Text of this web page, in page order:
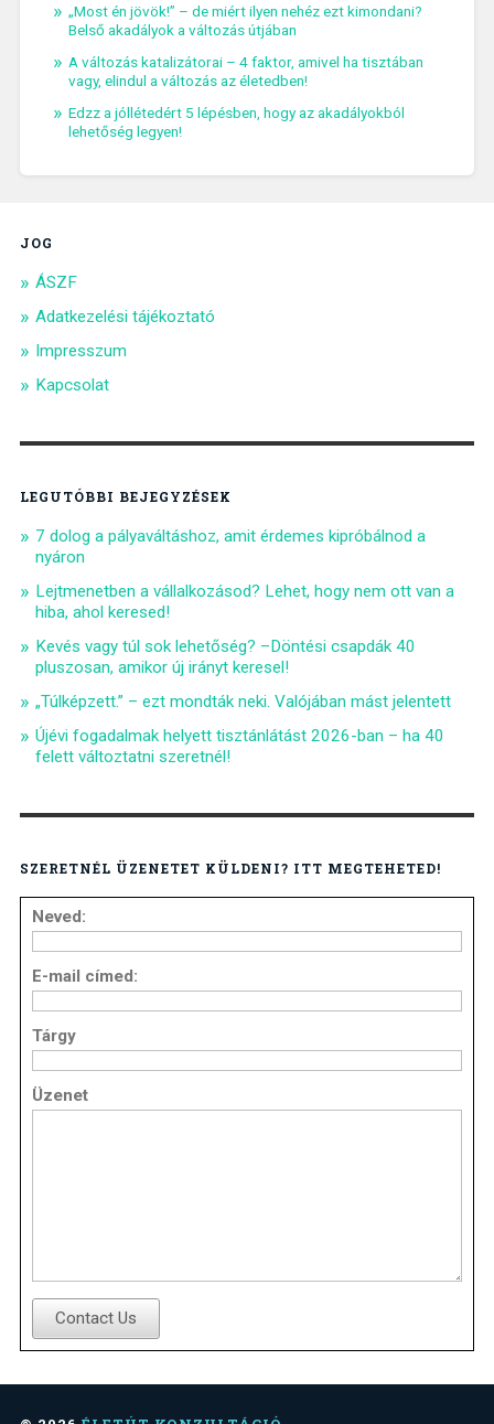
„Most én jövök!” – de miért ilyen nehéz ezt kimondani?
Belső akadályok a változás útjában
A változás katalizátorai – 4 faktor, amivel ha tisztában
vagy, elindul a változás az életedben!
Edzz a jóllétedért 5 lépésben, hogy az akadályokból
lehetőség legyen!
JOG
ÁSZF
Adatkezelési tájékoztató
Impresszum
Kapcsolat
LEGUTÓBBI BEJEGYZÉSEK
7 dolog a pályaváltáshoz, amit érdemes kipróbálnod a
nyáron
Lejtmenetben a vállalkozásod? Lehet, hogy nem ott van a
hiba, ahol keresed!
Kevés vagy túl sok lehetőség? –Döntési csapdák 40
pluszosan, amikor új irányt keresel!
„Túlképzett.” – ezt mondták neki. Valójában mást jelentett
Újévi fogadalmak helyett tisztánlátást 2026-ban – ha 40
felett változtatni szeretnél!
SZERETNÉL ÜZENETET KÜLDENI? ITT MEGTEHETED!
Neved:
E-mail címed:
Tárgy
Üzenet
Contact Us